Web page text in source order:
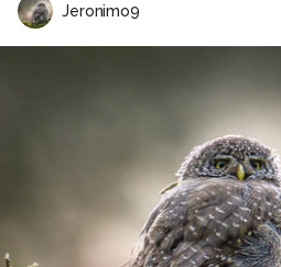
Jeronimo9